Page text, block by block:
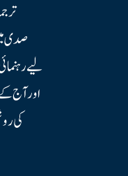
صدی
لیے
اور آج
کی